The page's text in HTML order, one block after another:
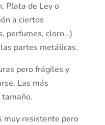
Plata de Ley o
a ciertos
perfumes, cloro…)
partes metálicas.
pero frágiles y
Las más
muy resistente pero